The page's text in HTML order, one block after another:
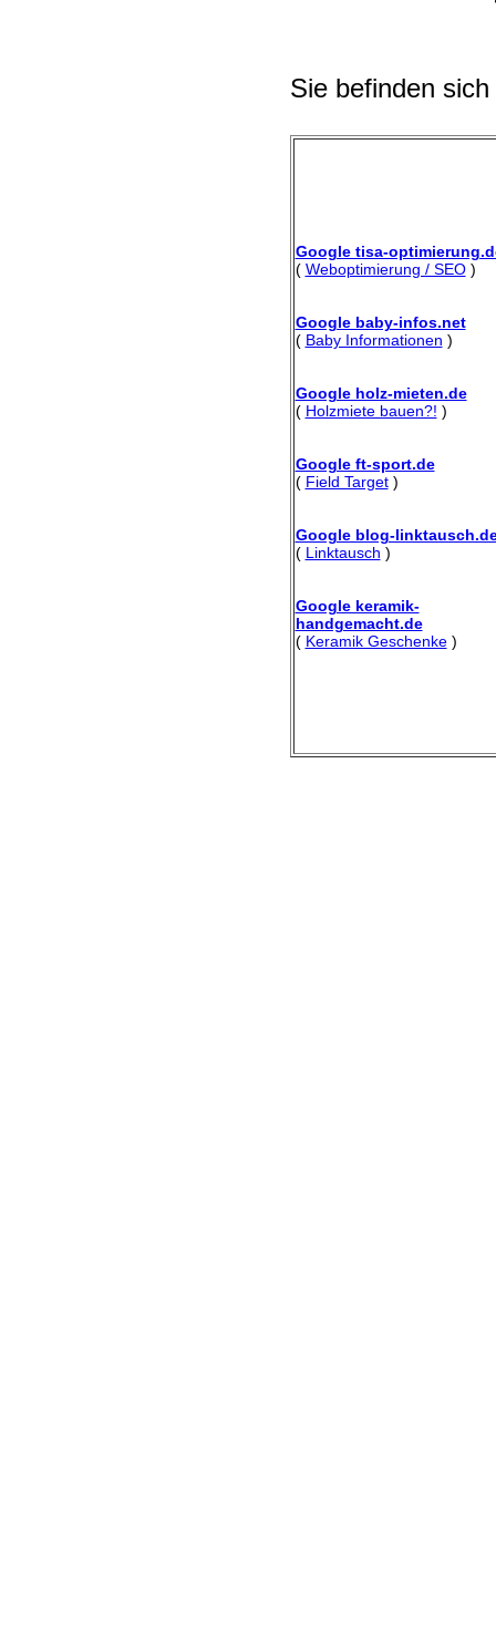
Sie befinden
Google tisa-
( Weboptimierung / SEO)
Google baby-infos.net
( Baby Informationen )
Google holz-mieten.de
( Holzmiete bauen?! )
Google ft-sport.de
( Field Target)
Google blog-
( Linktausch )
Google keramik-
handgemacht.de
( Keramik Geschenke)